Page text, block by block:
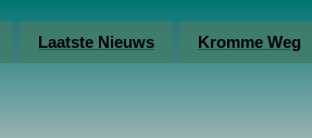
Laatste Nieuws Kromme Weg